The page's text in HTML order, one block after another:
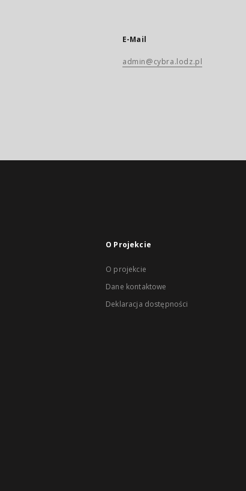
E-Mail
admin@cybra.lodz.pl
O Projekcie
O projekcie
Dane kontaktowe
Deklaracja dostępności